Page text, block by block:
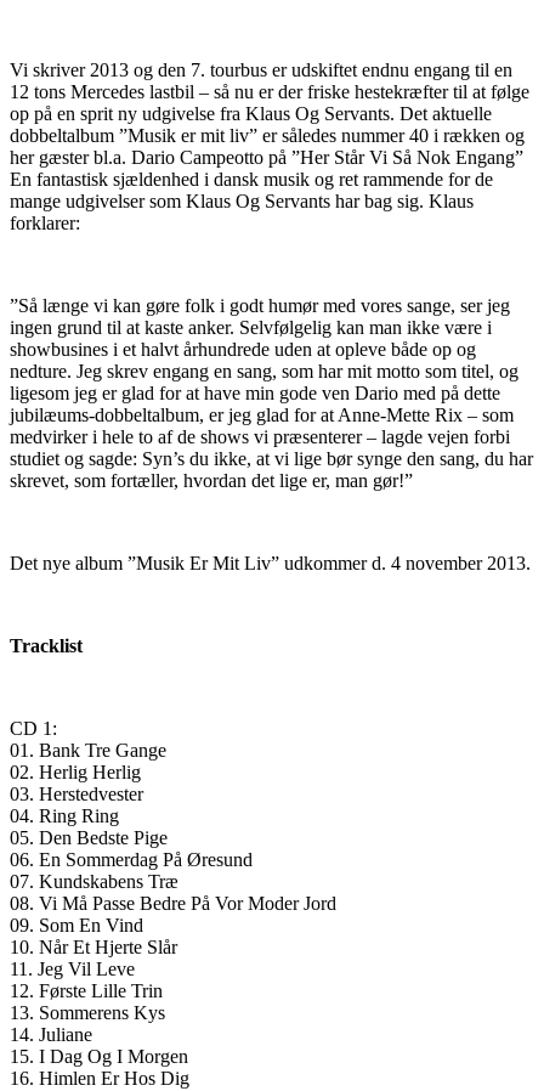
Vi skriver 2013 og den 7. tourbus er udskiftet endnu engang til en
12 tons Mercedes lastbil – så nu er der friske hestekræfter til at følge
op på en sprit ny udgivelse fra Klaus Og Servants. Det aktuelle
dobbeltalbum ”Musik er mit liv” er således nummer 40 i rækken og
her gæster bl.a. Dario Campeotto på ”Her Står Vi Så Nok Engang”
En fantastisk sjældenhed i dansk musik og ret rammende for de
mange udgivelser som Klaus Og Servants har bag sig. Klaus
forklarer:
”Så længe vi kan gøre folk i godt humør med vores sange, ser jeg
ingen grund til at kaste anker. Selvfølgelig kan man ikke være i
showbusines i et halvt århundrede uden at opleve både op og
nedture. Jeg skrev engang en sang, som har mit motto som titel, og
ligesom jeg er glad for at have min gode ven Dario med på dette
jubilæums-dobbeltalbum, er jeg glad for at Anne-Mette Rix – som
medvirker i hele to af de shows vi præsenterer – lagde vejen forbi
studiet og sagde: Syn’s du ikke, at vi lige bør synge den sang, du har
skrevet, som fortæller, hvordan det lige er, man gør!”
Det nye album ”Musik Er Mit Liv” udkommer d. 4 november 2013.
Tracklist
CD 1:
01. Bank Tre Gange
02. Herlig Herlig
03. Herstedvester
04. Ring Ring
05. Den Bedste Pige
06. En Sommerdag På Øresund
07. Kundskabens Træ
08. Vi Må Passe Bedre På Vor Moder Jord
09. Som En Vind
10. Når Et Hjerte Slår
11. Jeg Vil Leve
12. Første Lille Trin
13. Sommerens Kys
14. Juliane
15. I Dag Og I Morgen
16. Himlen Er Hos Dig